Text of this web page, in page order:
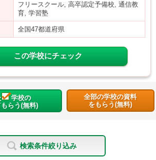
フリースクール, 高卒認定予備校, 通信教
育, 学習塾
全国47都道府県
この学校にチェック
学校の
らう(無料)
全部の学校の資料
をもらう(無料)
検索条件絞り込み